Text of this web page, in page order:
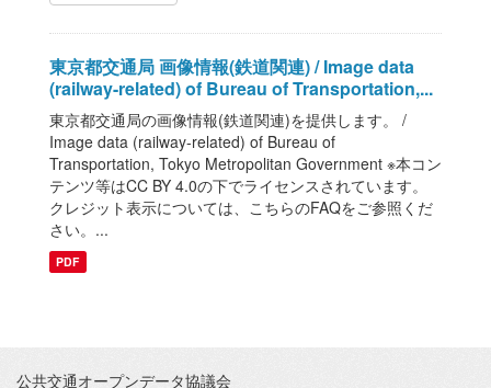
東京都交通局 画像情報(鉄道関連) / Image data
(railway-related) of Bureau of Transportation,...
東京都交通局の画像情報(鉄道関連)を提供します。 /
Image data (railway-related) of Bureau of
Transportation, Tokyo Metropolitan Government ※本コン
テンツ等はCC BY 4.0の下でライセンスされています。
クレジット表示については、こちらのFAQをご参照くだ
さい。...
PDF
公共交通オープンデータ協議会